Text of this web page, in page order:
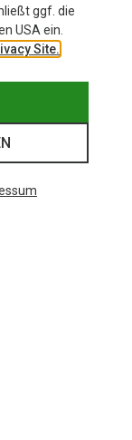
ggf. die
USA ein.
Site.